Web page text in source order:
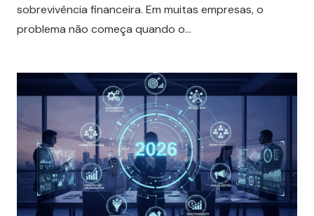
sobrevivência financeira. Em muitas empresas, o
problema não começa quando o…